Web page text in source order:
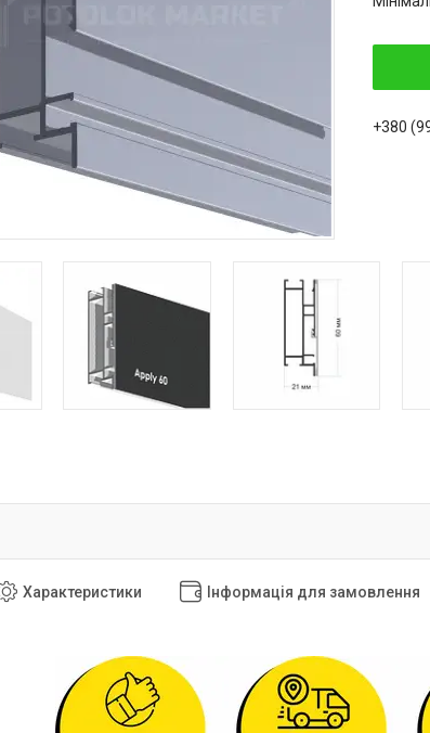
+380
Характеристики Інформація для замовлення